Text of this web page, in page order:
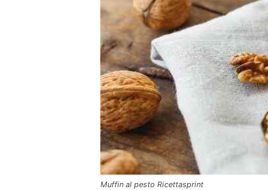
Muffin al pesto Ricettasprint